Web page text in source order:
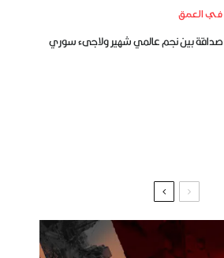
في العمق
صداقة بين نجم عالمي شهير ولاجىء سوري